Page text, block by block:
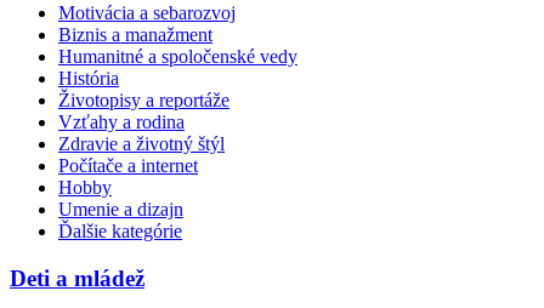
Motivácia a sebarozvoj
Biznis a manažment
Humanitné a spoločenské vedy
História
Životopisy a reportáže
Vzťahy a rodina
Zdravie a životný štýl
Počítače a internet
Hobby
Umenie a dizajn
Ďalšie kategórie
Deti a mládež